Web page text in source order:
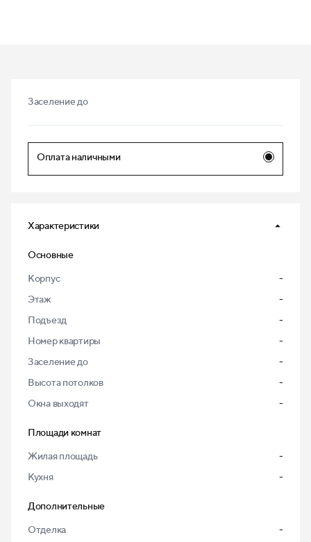
Заселение до
Оплата наличными
Характеристики
Основные
Корпус
-
Этаж
-
Подъезд
-
Номер квартиры
-
Заселение до
-
Высота потолков
-
Окна выходят
-
Площади комнат
Жилая площадь
-
Кухня
-
Дополнительные
Отделка
-